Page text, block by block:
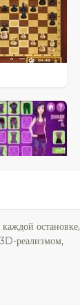
остановке,
реализмом,